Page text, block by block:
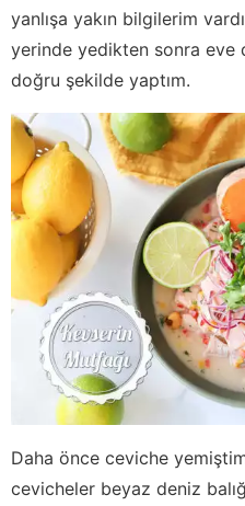
yanlışa yakın bilgilerim
yerinde yedikten sonra eve
doğru şekilde yaptım.
Daha önce ceviche
cevicheler beyaz deniz